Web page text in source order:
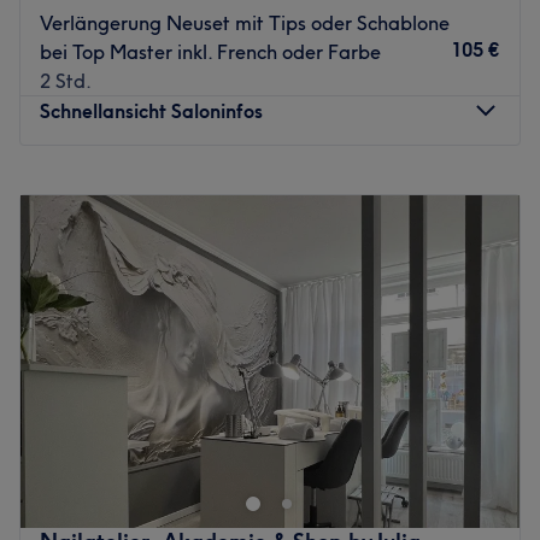
Du wirst individuell beraten, damit Form, Farbe und
Technik perfekt zu dir passen. Sauberkeit, Professionalität
und ein freundlicher Umgang stehen dabei immer im
Mittelpunkt. Eine Beratung ist auf Deutsch, Englisch,
Atmosphäre: Modern, gepflegt, angenehm.
Expertise: Maniküre, Pediküre und Nagelmodellagen.
Produkte und Produktmarken: Hochwertige Produkte.
Extras: Kostenlose Getränke, kostenfreies WLAN,
Haustiere erlaubt, kinderfreundlich, LGBTQIA+ friendly
und barrierefrei.
Zurück zur Salonansicht
Verlängerung Neuset mit Tips oder Schablone
bei Top Master inkl. French oder Farbe
2 Std.
105 €
Schnellansicht Saloninfos
Dienstag
Mittwoch
Donnerstag
09:00
19:00
Freitag
09:00
19:00
Samstag
09:00
19:00
Sonntag
Geschlossen
Bei Esteli Beauty in Langenhagen kannst du dir deinen
Traum von einem strahlenden Teint, traumhaft gepflegten
Nägeln und einem tollen Augenaufschlag erfüllen lassen.
Komm vorbei, lehn dich zurück und lass deine natürliche
Schönheit von echten Expertinnen unterstreichen.